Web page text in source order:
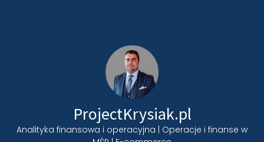
ProjectKrysiak.pl
Analityka finansowa i operacyjna | Operacje i finanse w